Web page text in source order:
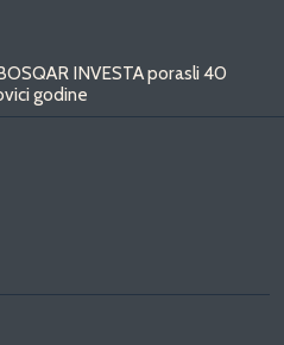
INVESTA porasli 40
godine